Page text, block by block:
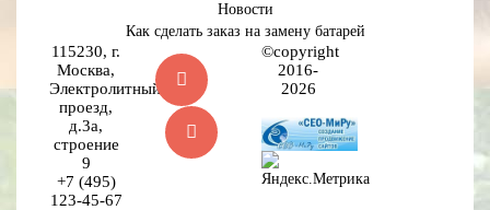
Новости
Как сделать заказ на замену батарей
115230, г.
Москва,
Электролитный
проезд,
д.3а,
строение
9
+7 (495)
123-45-67
©copyright
2016-
2026